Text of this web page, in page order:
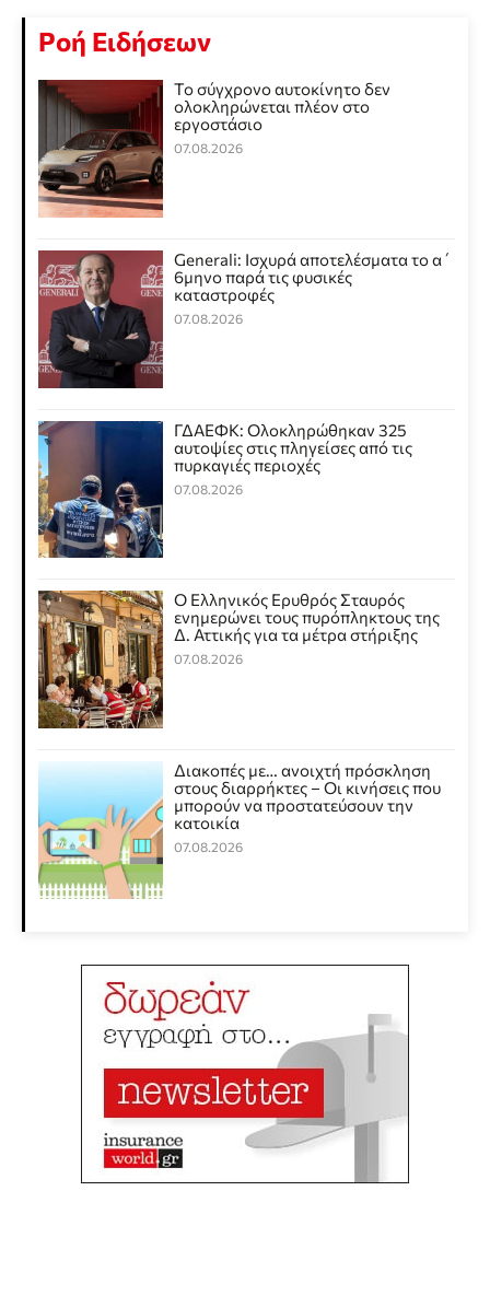
Ροή Ειδήσεων
Το σύγχρονο αυτοκίνητο δεν
ολοκληρώνεται πλέον στο
εργοστάσιο
07.08.2026
Generali: Ισχυρά αποτελέσματα το α΄
6μηνο παρά τις φυσικές
καταστροφές
07.08.2026
ΓΔΑΕΦΚ: Ολοκληρώθηκαν 325
αυτοψίες στις πληγείσες από τις
πυρκαγιές περιοχές
07.08.2026
Ο Ελληνικός Ερυθρός Σταυρός
ενημερώνει τους πυρόπληκτους της
Δ. Αττικής για τα μέτρα στήριξης
07.08.2026
Διακοπές με… ανοιχτή πρόσκληση
στους διαρρήκτες – Οι κινήσεις που
μπορούν να προστατεύσουν την
κατοικία
07.08.2026